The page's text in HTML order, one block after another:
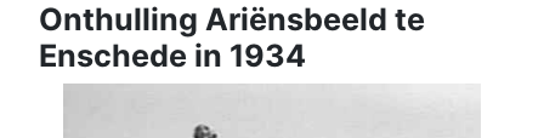
Onthulling Ariënsbeeld te
Enschede in 1934